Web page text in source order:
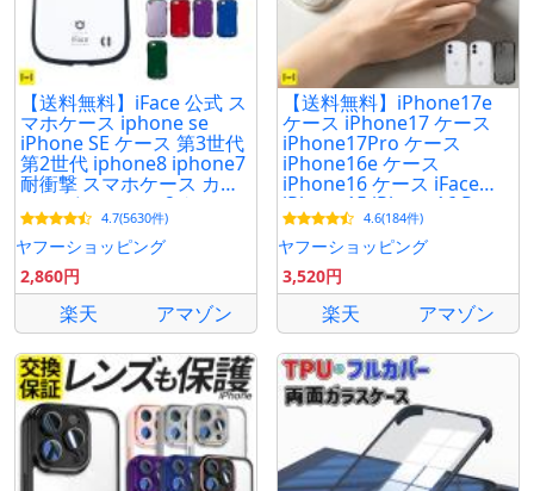
【送料無料】iFace 公式 ス
マホケース iphone se
iPhone SE ケース 第3世代
第2世代 iphone8 iphone7
耐衝撃 スマホケース カバ
ー アイフォン se2 ケース
アイフェイス4.7(5630件)
ヤフーショッピング
2,860円
楽天 アマゾン
【送料無料】iPhone17e
ケース iPhone17 ケース
iPhone17Pro ケース
iPhone16e ケース
iPhone16 ケース iFace
iPhone15 iPhone16 Pro
ケース クリア 耐衝撃 おし
ゃれ 韓国
4.6(184件)
ヤフーショッピング
3,520円
楽天 アマゾン